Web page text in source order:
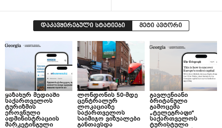
დაკავშირებული სტატიები მეტი ავტორი
ყაზახურ მედიაში
საქართველოს
ტურიზმის
ეროვნული
ადმინისტრაციის
მარკეტინგული
ლონდონის 50-მდე
ცენტრალურ
ლოკაციაზე
საქართველოს
საიმიჯო ვიზუალები
განთავსდა
გავლენიანი
ბრიტანული
გამოცემა
„ტელეგრაფი“
საქართველოს
ტურისტული